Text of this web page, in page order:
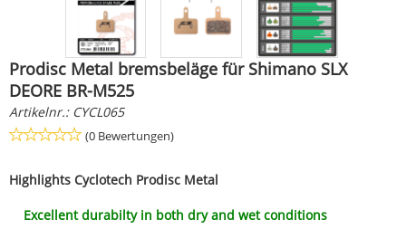
Prodisc Metal bremsbeläge für Shimano SLX
DEORE BR-M525
Artikelnr.: CYCL065
(0 Bewertungen)
Highlights Cyclotech Prodisc Metal
Excellent durabilty in both dry and wet conditions